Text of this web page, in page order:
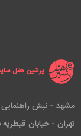
پرشین هتل
مشهد - نبش راهنمایی ۸ ساختمان ممتاز
تهران - خیابان قیطریه